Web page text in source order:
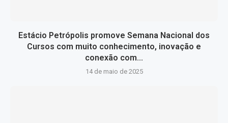
Estácio Petrópolis promove Semana Nacional dos
Cursos com muito conhecimento, inovação e
conexão com...
14 de maio de 2025